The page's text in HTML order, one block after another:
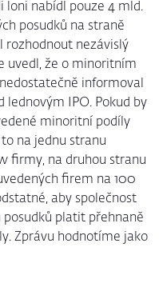
loni nabídl pouze 4 mld.
posudků na straně
rozhodnout nezávislý
uvedl, že o minoritním
informoval
lednovým IPO. Pokud by
minoritní podíly
na jednu stranu
firmy, na druhou stranu
firem na 100
aby společnost
posudků platit přehnaně
Zprávu hodnotíme jako